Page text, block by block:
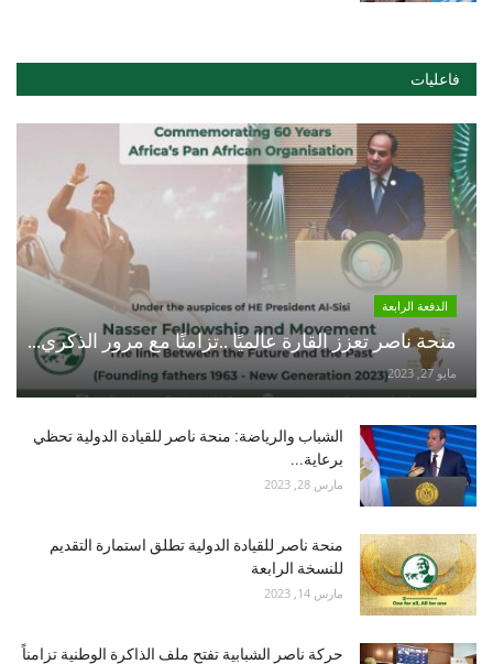
فاعليات
الدفعة الرابعة
منحة ناصر تعزز القارة عالميًا ..تزامنًا مع مرور الذكري...
مايو 27, 2023
الشباب والرياضة: منحة ناصر للقيادة الدولية تحظي
برعاية...
مارس 28, 2023
منحة ناصر للقيادة الدولية تطلق استمارة التقديم
للنسخة الرابعة
مارس 14, 2023
حركة ناصر الشبابية تفتح ملف الذاكرة الوطنية تزامناً